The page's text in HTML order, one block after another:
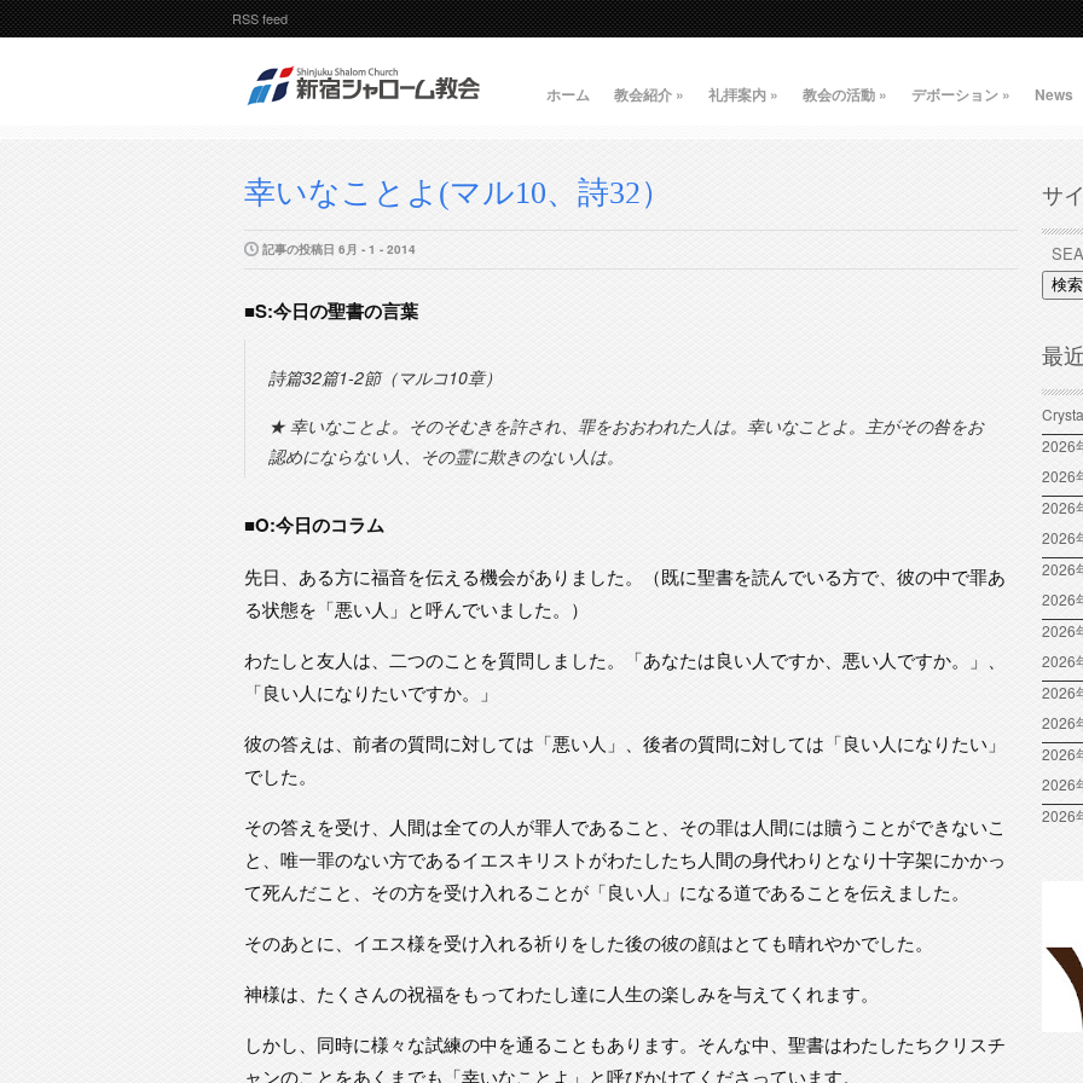
RSS feed
ホーム 教会紹介 » 礼拝案内 » 教会の活動 » デボーション » News
幸いなことよ(マル10、詩32）
記事の投稿日 6月 - 1 - 2014
■S:今日の聖書の言葉
詩篇32篇1-2節（マルコ10章）
★ 幸いなことよ。そのそむきを許され、罪をおおわれた人は。幸いなことよ。主がその咎をお
認めにならない人、その霊に欺きのない人は。
■O:今日のコラム
先日、ある方に福音を伝える機会がありました。（既に聖書を読んでいる方で、彼の中で罪あ
る状態を「悪い人」と呼んでいました。）
わたしと友人は、二つのことを質問しました。「あなたは良い人ですか、悪い人ですか。」、
「良い人になりたいですか。」
彼の答えは、前者の質問に対しては「悪い人」、後者の質問に対しては「良い人になりたい」
でした。
その答えを受け、人間は全ての人が罪人であること、その罪は人間には贖うことができないこ
と、唯一罪のない方であるイエスキリストがわたしたち人間の身代わりとなり十字架にかかっ
て死んだこと、その方を受け入れることが「良い人」になる道であることを伝えました。
そのあとに、イエス様を受け入れる祈りをした後の彼の顔はとても晴れやかでした。
神様は、たくさんの祝福をもってわたし達に人生の楽しみを与えてくれます。
しかし、同時に様々な試練の中を通ることもあります。そんな中、聖書はわたしたちクリスチ
ャンのことをあくまでも「幸いなことよ」と呼びかけてくださっています。
サ
検
最
2026
2026
2026
2026
2026
2026
2026
2026
2026
2026
2026